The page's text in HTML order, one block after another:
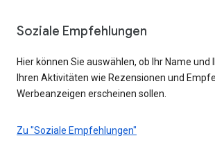
Soziale Empfehlungen
Hier können Sie auswählen, ob Ihr Name und
Ihren Aktivitäten wie Rezensionen und
Werbeanzeigen erscheinen sollen.
Zu "Soziale Empfehlungen"